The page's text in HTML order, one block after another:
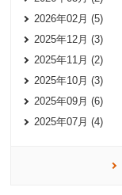
2026年02月 (5)
2025年12月 (3)
2025年11月 (2)
2025年10月 (3)
2025年09月 (6)
2025年07月 (4)